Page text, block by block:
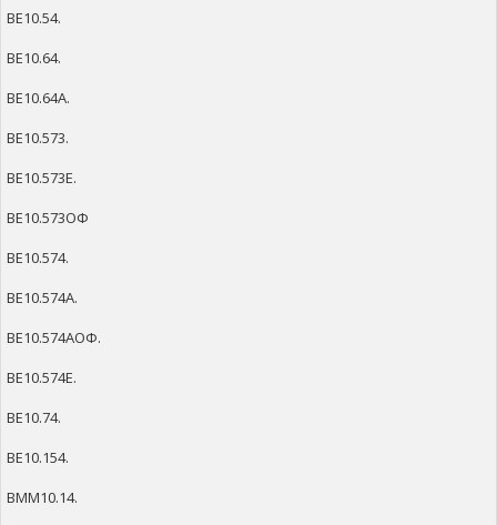
ВЕ10.54.
ВЕ10.64.
ВЕ10.64А.
ВЕ10.573.
ВЕ10.573Е.
ВЕ10.573ОФ
ВЕ10.574.
ВЕ10.574А.
ВЕ10.574АОФ.
ВЕ10.574Е.
ВЕ10.74.
ВЕ10.154.
ВММ10.14.